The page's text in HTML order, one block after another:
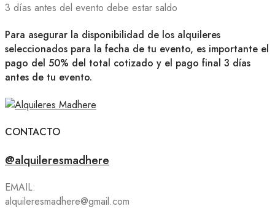
3 días antes del evento debe estar saldo
Para asegurar la disponibilidad de los alquileres
seleccionados para la fecha de tu evento, es importante el
pago del 50% del total cotizado y el pago final 3 días
antes de tu evento.
CONTACTO
@alquileresmadhere
EMAIL:
alquileresmadhere@gmail.com